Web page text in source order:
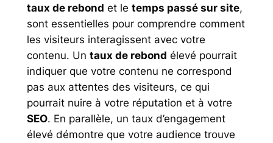
taux de rebond et le temps passé sur site,
sont essentielles pour comprendre comment
les visiteurs interagissent avec votre
contenu. Un taux de rebond élevé pourrait
indiquer que votre contenu ne correspond
pas aux attentes des visiteurs, ce qui
pourrait nuire à votre réputation et à votre
SEO. En parallèle, un taux d’engagement
élevé démontre que votre audience trouve